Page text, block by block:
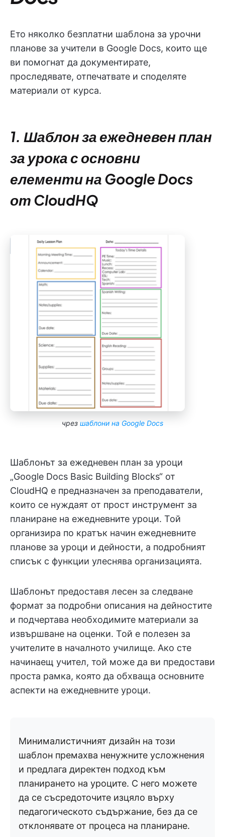
Ето няколко безплатни шаблона за урочни
планове за учители в Google Docs, които ще
ви помогнат да документирате,
проследявате, отпечатвате и споделяте
материали от курса.
1. Шаблон за ежедневен план
за урока с основни
елементи на Google Docs
от CloudHQ
чрез шаблони на Google Docs
Шаблонът за ежедневен план за уроци
„Google Docs Basic Building Blocks“ от
CloudHQ е предназначен за преподаватели,
които се нуждаят от прост инструмент за
планиране на ежедневните уроци. Той
организира по кратък начин ежедневните
планове за уроци и дейности, а подробният
списък с функции улеснява организацията.
Шаблонът предоставя лесен за следване
формат за подробни описания на дейностите
и подчертава необходимите материали за
извършване на оценки. Той е полезен за
учителите в началното училище. Ако сте
начинаещ учител, той може да ви предостави
проста рамка, която да обхваща основните
аспекти на ежедневните уроци.
Минималистичният дизайн на този
шаблон премахва ненужните усложнения
и предлага директен подход към
планирането на уроците. С него можете
да се съсредоточите изцяло върху
педагогическото съдържание, без да се
отклонявате от процеса на планиране.